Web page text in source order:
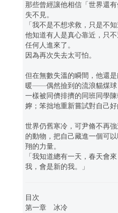
那些曾經讓他相信「世界還
失不見。
「我不是不想求救，只是不
他知道有人是真心靠近，只
任何人進來了。
因為再次失去太可怕。
但在無數失溫的瞬間，他還
暖——偶然撿到的流浪貓煤球
一樣被同儕排擠的同班同學
嬣；笨拙地重新嘗試對自己
世界仍舊寒冷，可尹脩不再
的動物，把自己藏進一個可
翔的力量。
「我知道總有一天，春天會
我，會是新的我。」
目次
第一章 冰冷